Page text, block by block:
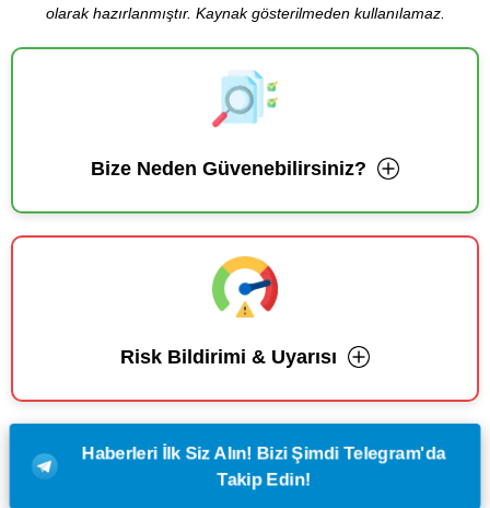
olarak hazırlanmıştır. Kaynak gösterilmeden kullanılamaz.
Bize Neden Güvenebilirsiniz?
Risk Bildirimi & Uyarısı
Haberleri İlk Siz Alın! Bizi Şimdi Telegram'da
Takip Edin!